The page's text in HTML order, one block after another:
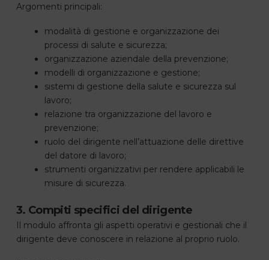
Argomenti principali:
modalità di gestione e organizzazione dei
processi di salute e sicurezza;
organizzazione aziendale della prevenzione;
modelli di organizzazione e gestione;
sistemi di gestione della salute e sicurezza sul
lavoro;
relazione tra organizzazione del lavoro e
prevenzione;
ruolo del dirigente nell’attuazione delle direttive
del datore di lavoro;
strumenti organizzativi per rendere applicabili le
misure di sicurezza.
3. Compiti specifici del dirigente
Il modulo affronta gli aspetti operativi e gestionali che il
dirigente deve conoscere in relazione al proprio ruolo.